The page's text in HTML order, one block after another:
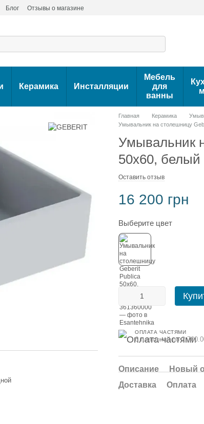
Блог Отзывы о магазине
Керамика Инсталляции
Мебель
для
ванны
Главная Керамика
Умывальник на столешницу
Умывальник
50x60, белый
Оставить отзыв
16 200 грн
Выберите цвет
ОПЛАТА ЧАСТЯМИ
6 платежей по 2
Описание
Новый
Доставка
Оплата